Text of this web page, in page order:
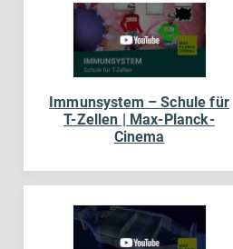
Immunsystem – Schule für
T-Zellen | Max-Planck-
Cinema